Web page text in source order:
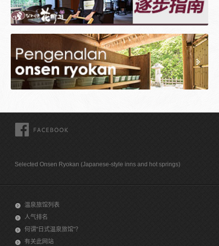
Selected Onsen Ryokan (Japanese-style inns and hot springs)
温泉旅馆列表
人气排名
何谓"日式温泉旅馆"？
有关此网站